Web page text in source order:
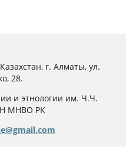
г. Алматы, ул.
28.
и этнологии им. Ч.Ч.
МНВО РК